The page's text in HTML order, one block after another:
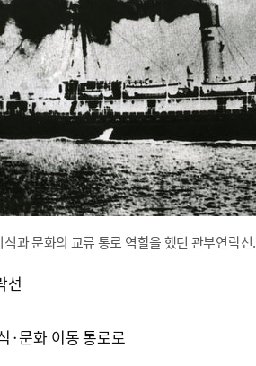
식과 문화의 교류 통로 역할을 했던 관부연락선.
선
·문화 이동 통로로